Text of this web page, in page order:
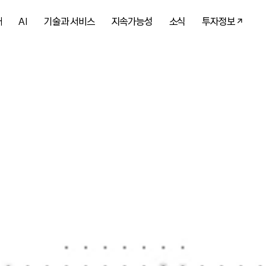
AI 기술과 서비스 지속가능성 소식 투자정보